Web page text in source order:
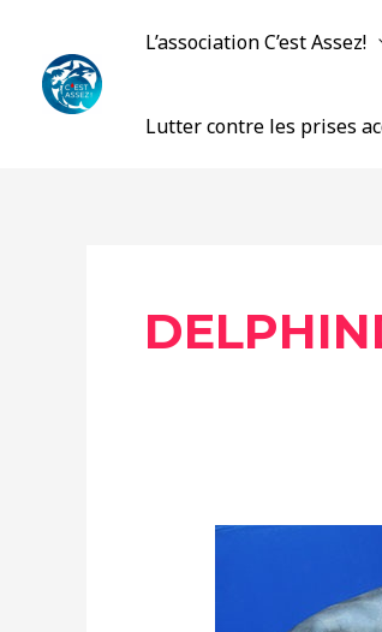
contenu
L’association C’est Assez!
Lutter contre les prises